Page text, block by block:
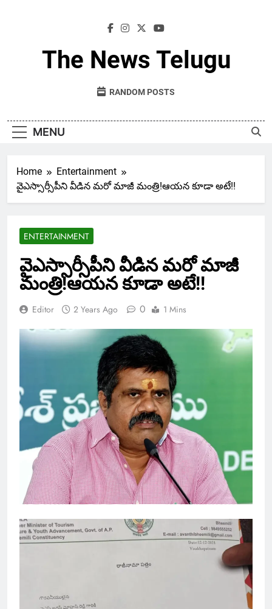
The News Telugu
RANDOM POSTS
MENU
Home
Entertainment
వైఎస్సార్సీపీని వీడిన మరో మాజీ మంత్రి!ఆయన కూడా అటే!!
ENTERTAINMENT
వైఎస్సార్సీపీని వీడిన మరో మాజీ
మంత్రి!ఆయన కూడా అటే!!
Editor 2 Years Ago 0 1 Mins